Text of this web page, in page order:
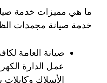
ما هي مميزات خدمة
خدمة صيانة مجمدات
صيانة العامة
عمل الدارة
الأسلاك وكابلات